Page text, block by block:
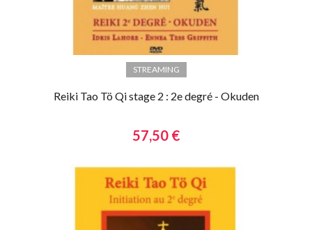
STREAMING
Reiki Tao Tö Qi stage 2 : 2e degré - Okuden
57,50 €